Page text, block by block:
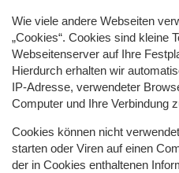
Wie viele andere Webseiten
„Cookies“. Cookies sind kleine
Webseitenserver auf Ihre
Hierdurch erhalten wir
IP-Adresse, verwendeter
Computer und Ihre Verbindung
Cookies können nicht
starten oder Viren auf einen
der in Cookies enthaltenen